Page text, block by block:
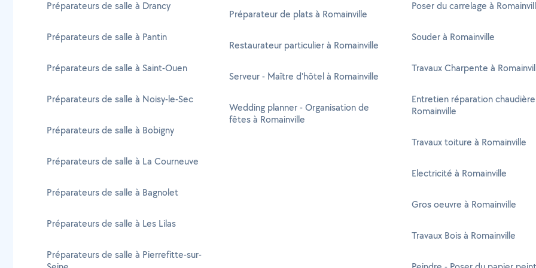
Préparateurs de salle à Drancy
Préparateurs de salle à Pantin
Préparateurs de salle à Saint-Ouen
Préparateurs de salle à Noisy-le-Sec
Préparateurs de salle à Bobigny
Préparateurs de salle à La Courneuve
Préparateurs de salle à Bagnolet
Préparateurs de salle à Les Lilas
Préparateurs de salle à Pierrefitte-sur-
Préparateur de plats à Romainville
Restaurateur particulier à Romainville
Serveur - Maître d'hôtel à Romainville
Wedding planner - Organisation de
fêtes à Romainville
Poser du carrelage à
Souder à Romainville
Travaux Charpente à
Entretien réparation
Romainville
Travaux toiture à Romainville
Electricité à Romainville
Gros oeuvre à Romainville
Travaux Bois à Romainville